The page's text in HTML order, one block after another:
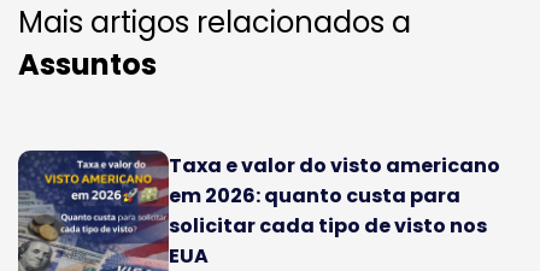
Mais artigos relacionados a
Assuntos
Taxa e valor do visto americano
em 2026: quanto custa para
solicitar cada tipo de visto nos
EUA